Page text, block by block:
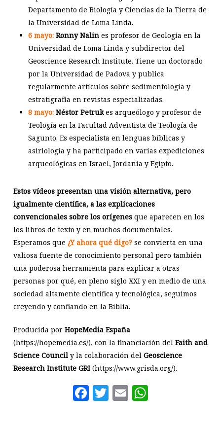
Departamento de Biología y Ciencias de la Tierra de
la Universidad de Loma Linda.
6 mayo:Ronny Nalines profesor de Geología en la
Universidad de Loma Linda y subdirector del
Geoscience Research Institute. Tiene un doctorado
por la Universidad de Padova y publica
regularmente artículos sobre sedimentología y
estratigrafía en revistas especializadas.
8 mayo:Néstor Petrukes arqueólogo y profesor de
Teología en la Facultad Adventista de Teología de
Sagunto. Es especialista en lenguas bíblicas y
asiriología y ha participado en varias expediciones
arqueológicas en Israel, Jordania y Egipto.
Estos vídeos presentan una visión alternativa, pero
igualmente científica, a las explicaciones
convencionales sobre los orígenesque aparecen en los
los libros de texto y en muchos documentales.
Esperamos que ¿Y ahora qué digo?se convierta en una
valiosa fuente de conocimiento personal pero también
una poderosa herramienta para explicar a otras
personas por qué, en pleno siglo XXI y en medio de una
sociedad altamente científica y tecnológica, seguimos
creyendo y confiando en la Biblia.
Producida por HopeMedia España
(https://hopemedia.es/), con la financiación del Faith and
Science Councily la colaboración del Geoscience
Research Institute GRI(https://www.grisda.org/).
Facebook
Twitter
Email